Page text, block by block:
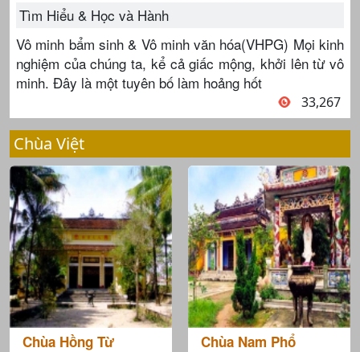
Tìm Hiểu & Học và Hành
Vô minh bẩm sinh & Vô minh văn hóa(VHPG) Mọi kinh
nghiệm của chúng ta, kể cả giấc mộng, khởi lên từ vô
minh. Đây là một tuyên bố làm hoảng hốt
33,267
Chùa Việt
Chùa Hồng Từ Chùa Nam Phổ